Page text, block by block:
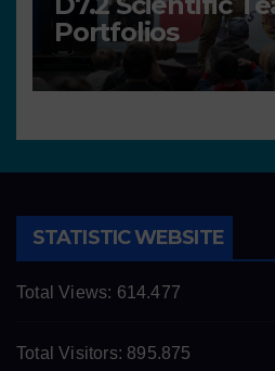
Portfolios
STATISTIC WEBSITE
Total Views: 614.477
Total Visitors: 895.875